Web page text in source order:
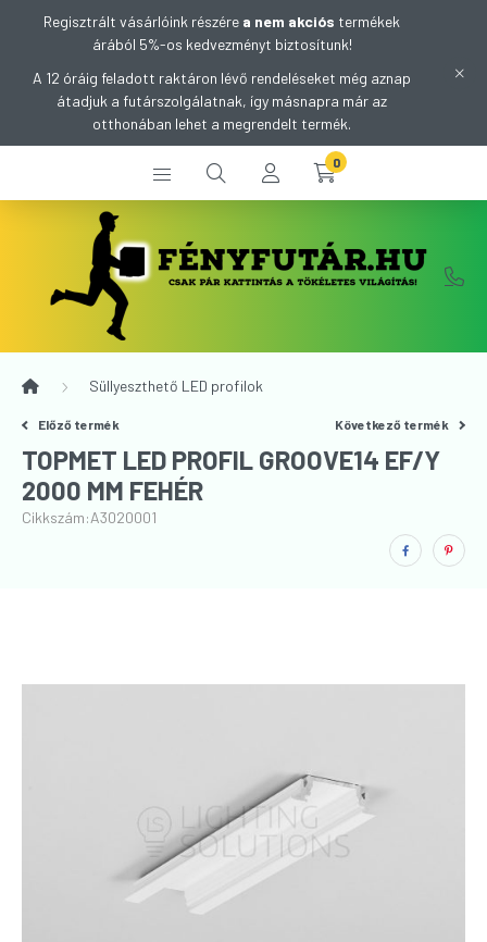
Regisztrált vásárlóink részére a nem akciós termékek
árából 5%-os kedvezményt biztosítunk!
A 12 óráig feladott raktáron lévő rendeléseket még aznap
átadjuk a futárszolgálatnak, így másnapra már az
otthonában lehet a megrendelt termék.
0
Süllyeszthető LED profilok
Előző termék Következő termék
TOPMET LED PROFIL GROOVE14 EF/Y
2000 MM FEHÉR
Cikkszám:A3020001